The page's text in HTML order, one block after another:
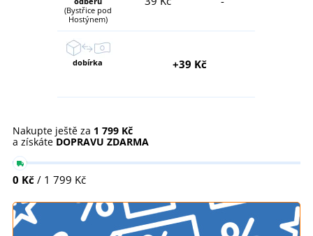
(Bystřice pod
Hostýnem)
dobírka +39 Kč
Nakupte ještě za 1 799 Kč
a získáte DOPRAVU ZDARMA
0 Kč / 1 799 Kč